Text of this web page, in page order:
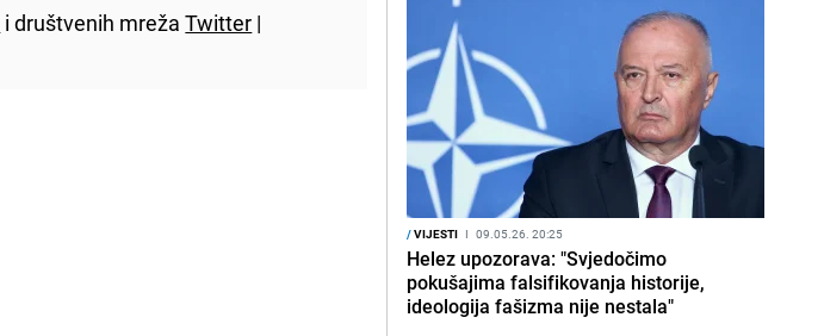
i društvenih mrežaTwitter |
/VIJESTI I 09.05.26. 20:25
Helez upozorava: "Svjedočimo
pokušajima falsifikovanja historije,
ideologija fašizma nije nestala"